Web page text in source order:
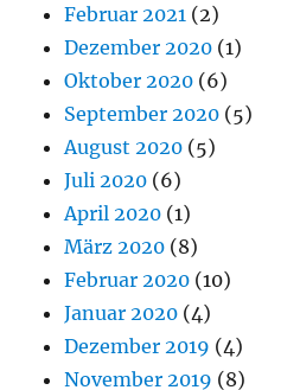
Februar 2021 (2)
Dezember 2020 (1)
Oktober 2020 (6)
September 2020 (5)
August 2020 (5)
Juli 2020 (6)
April 2020 (1)
März 2020 (8)
Februar 2020 (10)
Januar 2020 (4)
Dezember 2019 (4)
November 2019 (8)